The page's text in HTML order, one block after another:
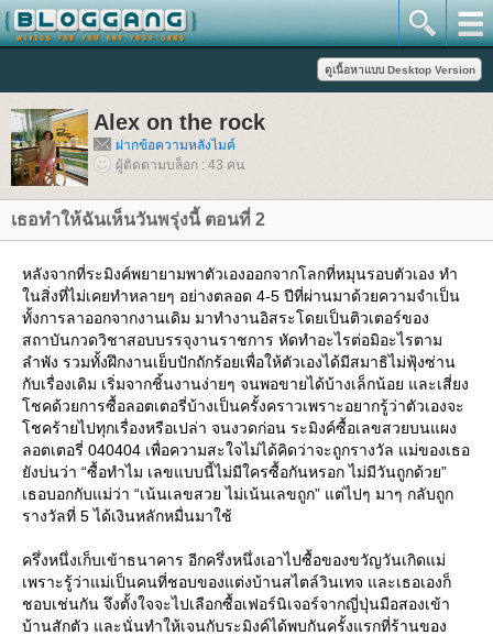
Alex on the rock
ฝากข้อความหลังไมค์
ผู้ติดตามบล็อก : 43 คน
เธอทำให้ฉันเห็นวันพรุ่งนี้ ตอนที่ 2
หลังจากที่ระมิงค์พยายามพาตัวเองออกจากโลกที่หมุนรอบตัวเอง ทำ
นสิ่งที่ไม่เคยทำหลายๆ อย่างตลอด 4-5 ปีที่ผ่านมาด้วยความจำเป็น
ทั้งการลาออกจากงานเดิม มาทำงานอิสระโดยเป็นติวเตอร์ของ
สถาบันกวดวิชาสอบบรรจุงานราชการ หัดทำอะไรต่อมิอะไรตาม
ลำพัง รวมทั้งฝึกงานเย็บปักถักร้อยเพื่อให้ตัวเองได้มีสมาธิไม่ฟุ้งซ่าน
กับเรื่องเดิม เริ่มจากชิ้นงานง่ายๆ จนพอขายได้บ้างเล็กน้อย และเสี่ยง
ชคด้วยการซื้อลอตเตอรี่บ้างเป็นครั้งคราวเพราะอยากรู้ว่าตัวเองจะ
ชคร้ายไปทุกเรื่องหรือเปล่า จนงวดก่อน ระมิงค์ซื้อเลขสวยบนแผง
ลอตเตอรี่ 040404 เพื่อความสะใจไม่ได้คิดว่าจะถูกรางวัล แม่ของเธอ
ังบ่นว่า “ซื้อทำไม เลขแบบนี้ไม่มีใครซื้อกันหรอก ไม่มีวันถูกด้วย”
เธอบอกกับแม่ว่า “เน้นเลขสวย ไม่เน้นเลขถูก” แต่ไปๆ มาๆ กลับถูก
รางวัลที่ 5 ได้เงินหลักหมื่นมาใช้
ครึ่งหนึ่งเก็บเข้าธนาคาร อีกครึ่งหนึ่งเอาไปซื้อของขวัญวันเกิดแม่
เพราะรู้ว่าแม่เป็นคนที่ชอบของแต่งบ้านสไตล์วินเทจ และเธอเองก็
ชอบเช่นกัน จึงตั้งใจจะไปเลือกซื้อเฟอร์นิเจอร์จากญี่ปุ่นมือสองเข้า
บ้านสักตัว และนั่นทำให้เจนกับระมิงค์ได้พบกันครั้งแรกที่ร้านของ